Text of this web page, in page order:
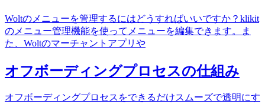
Woltのメニューを管理するにはどうすればいいですか？klikit
のメニュー管理機能を使ってメニューを編集できます。ま
た、Woltのマーチャントアプリや
オフボーディングプロセスの仕組み
オフボーディングプロセスをできるだけスムーズで透明にす